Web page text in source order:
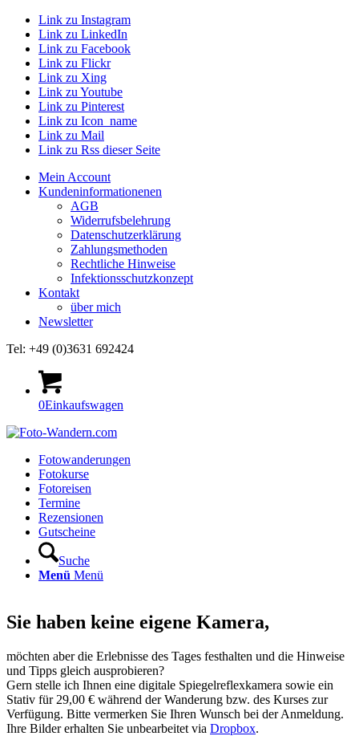
Link zu Instagram
Link zu LinkedIn
Link zu Facebook
Link zu Flickr
Link zu Xing
Link zu Youtube
Link zu Pinterest
Link zu Icon_name
Link zu Mail
Link zu Rss dieser Seite
Mein Account
Kundeninformationenen
AGB
Widerrufsbelehrung
Datenschutzerklärung
Zahlungsmethoden
Rechtliche Hinweise
Infektionsschutzkonzept
Kontakt
über mich
Newsletter
Tel: +49 (0)3631 692424
0Einkaufswagen
Fotowanderungen
Fotokurse
Fotoreisen
Termine
Rezensionen
Gutscheine
Suche
Menü Menü
Sie haben keine eigene Kamera,
möchten aber die Erlebnisse des Tages festhalten und die Hinweise
und Tipps gleich ausprobieren?
Gern stelle ich Ihnen eine digitale Spiegelreflexkamera sowie ein
Stativ für 29,00 € während der Wanderung bzw. des Kurses zur
Verfügung. Bitte vermerken Sie Ihren Wunsch bei der Anmeldung.
Ihre Bilder erhalten Sie unbearbeitet via Dropbox.